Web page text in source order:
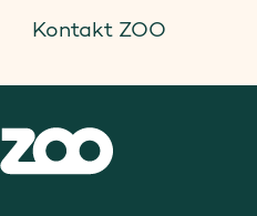
Kontakt ZOO